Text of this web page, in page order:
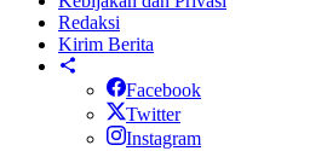
Redaksi
Kirim Berita
Facebook
Twitter
Instagram